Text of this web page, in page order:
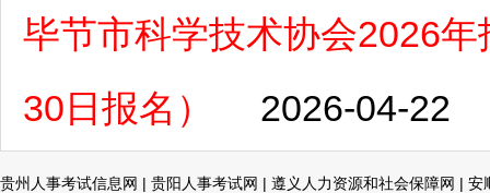
毕节市科学技术协会2026
30日报名）
2026-04-22
贵州人事考试信息网 | 贵阳人事考试网 | 遵义人力资源和社会保障网 | 安